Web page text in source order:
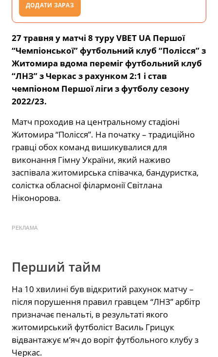
ДОДАТИ ЗАРАЗ
27 травня у матчі 8 туру VBET UA Першої
“Чемпіонської” футбольний клуб “Полісся” з
Житомира вдома переміг футбольний клуб
“ЛНЗ” з Черкас з рахунком 2:1 і став
чемпіоном Першої ліги з футболу сезону
2022/23.
Матч проходив на центральному стадіоні
Житомира “Полісся”. На початку – традиційно
гравці обох команд вишикувалися для
виконання Гімну України, який наживо
заспівала житомирська співачка, бандуристка,
солістка обласної філармонії Світлана
Ніконорова.
РЕКЛАМА
Перший тайм
На 10 хвилині був відкритий рахунок матчу –
після порушення правил гравцем “ЛНЗ” арбітр
призначає пенальті, в результаті якого
житомирський футболіст Василь Грицук
відвантажує м’яч до воріт футбольного клубу з
Черкас.